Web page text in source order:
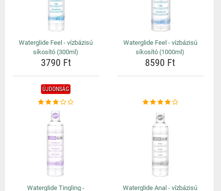
Waterglide Feel - vízbázisú
síkosító (300ml)
3790 Ft
Waterglide Feel - vízbázisú
síkosító (1000ml)
8590 Ft
ÚJDONSÁG
Waterglide Tingling -
Waterglide Anal - vízbázisú